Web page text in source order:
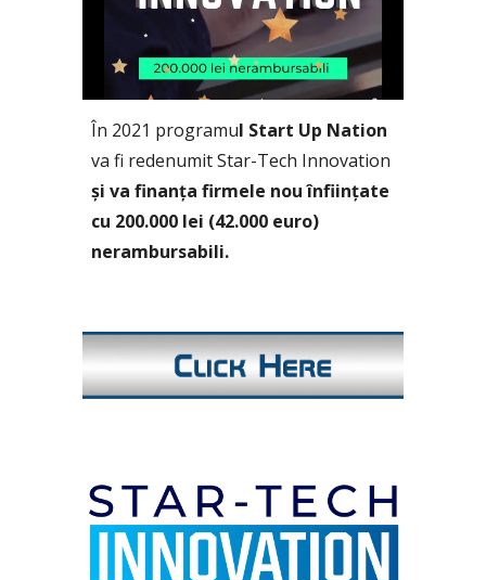
În 2021 programul Start Up Nation
și va finanța firmele nou înființate
cu 200.000 lei (42.000 euro)
nerambursabili.